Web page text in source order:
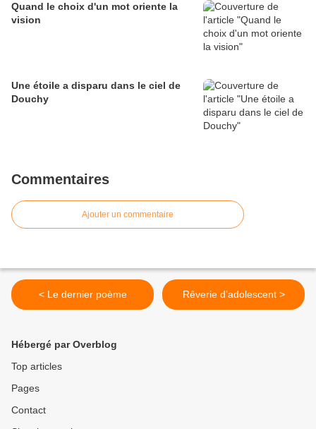
Quand le choix d'un mot oriente la
vision
Une étoile a disparu dans le ciel de
Douchy
Commentaires
Ajouter un commentaire
< Le dernier poème Rêverie d’adolescent >
Hébergé par Overblog
Top articles
Pages
Contact